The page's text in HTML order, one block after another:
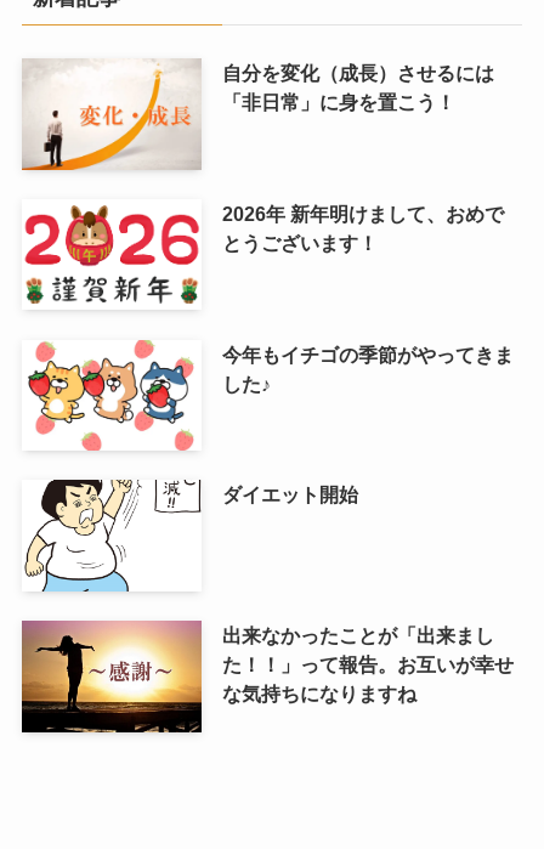
自分を変化（成長）させるには
「非日常」に身を置こう！
2026年 新年明けまして、おめで
とうございます！
今年もイチゴの季節がやってきま
した♪
ダイエット開始
出来なかったことが「出来まし
た！！」って報告。お互いが幸せ
な気持ちになりますね